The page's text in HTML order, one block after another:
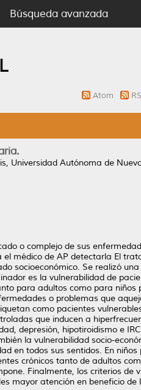
Búsqueda avanzada
Atom
Universidad Autónoma de
o complejo de sus
médico de AP detectarla El
socioeconómico. Se realizó
es la vulnerabilidad de
para adultos como para niños
o problemas que
como pacientes
que inducen a
depresión, hipotiroidismo e
la vulnerabilidad socio-
en todos sus sentidos. En niños
crónicos tanto de adultos
Finalmente, los criterios de
mayor atención en beneficio de